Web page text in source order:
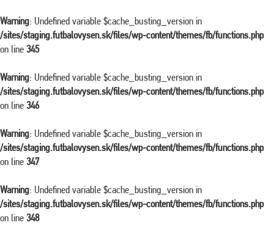
Warning: Undefined variable $cache_busting_version in
/sites/staging.futbalovysen.sk/files/wp-content/themes/fb/functions.php
on line 345
Warning: Undefined variable $cache_busting_version in
/sites/staging.futbalovysen.sk/files/wp-content/themes/fb/functions.php
on line 346
Warning: Undefined variable $cache_busting_version in
/sites/staging.futbalovysen.sk/files/wp-content/themes/fb/functions.php
on line 347
Warning: Undefined variable $cache_busting_version in
/sites/staging.futbalovysen.sk/files/wp-content/themes/fb/functions.php
on line 348